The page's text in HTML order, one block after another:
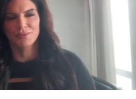
no había forma de que pudiera
de brazo deRonda Rousey
sábado.
las figuras principales de un
Paul
y Nakisa Bidarian de Most
que tuvo lugar en el Intuit Dome en
UU., y se transmitió en vivo por